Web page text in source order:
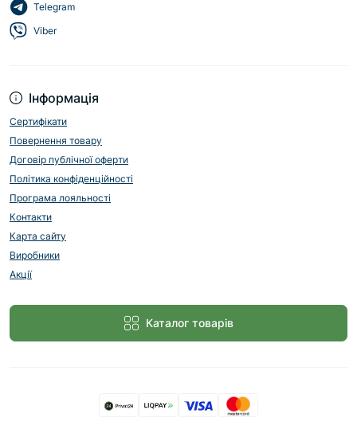
Інформація
Сертифікати
Повернення товару
Договір публічної оферти
Політика конфіденційності
Програма лояльності
Контакти
Карта сайту
Виробники
Акції
Каталог товарів
Telegram
Viber